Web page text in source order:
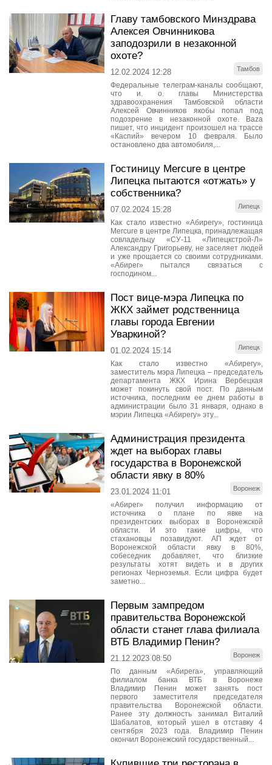
Главу тамбовского Минздрава
Алексея Овчинникова
заподозрили в незаконной
охоте?
Тамбов
12.02.2024 12:28
Федеральные телеграм-каналы сообщают,
что и. о. главы Министерства
здравоохранения Тамбовской области
Алексей Овчинников якобы попал под
подозрение в незаконной охоте. Baza
пишет, что инцидент произошел на трассе
«Каспий» вечером 10 февраля. Было
остановлено два автомобиля,...
Гостиницу Mercure в центре
Липецка пытаются «отжать» у
собственника?
Липецк
07.02.2024 15:28
Как стало известно «Абирегу», гостиница
Mercure в центре Липецка, принадлежащая
совладельцу «СУ-11 «Липецкстрой-Л»
Александру Григорьеву, не заселяет людей
и уже прощается со своими сотрудниками.
«Абирег» пытался связаться с
господином...
Пост вице-мэра Липецка по
ЖКХ займет родственница
главы города Евгении
Уваркиной?
Липецк
01.02.2024 15:14
Как стало известно «Абирегу»,
заместитель мэра Липецка – председатель
департамента ЖКХ Ирина Вербецкая
может покинуть свой пост. По данным
источника, последним ее днем работы в
администрации было 31 января, однако в
мэрии Липецка «Абирегу» эту...
Администрация президента
ждет на выборах главы
государства в Воронежской
области явку в 80%
Воронеж
23.01.2024 11:01
«Абирег» получил информацию от
источника о плане по явке на
президентских выборах в Воронежской
области. И это такие цифры, что
стахановцы позавидуют. АП ждет от
Воронежской области явку в 80%,
собеседник добавляет, что близкие
результаты хотят видеть и в других
регионах Черноземья. Если цифра будет
заметно...
Первым зампредом
правительства Воронежской
области станет глава филиала
ВТБ Владимир Пенин?
Воронеж
21.12.2023 08:50
По данным «Абирега», управляющий
филиалом банка ВТБ в Воронеже
Владимир Пенин может занять пост
первого заместителя председателя
правительства Воронежской области.
Ранее эту должность занимал Виталий
Шабалатов, который ушел в отставку 4
сентября 2023 года. Владимир Пенин
окончил Воронежский государственный...